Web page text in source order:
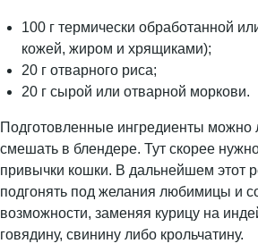
100 г термически обработанной
кожей, жиром и хрящиками);
20 г отварного риса;
20 г сырой или отварной моркови.
Подготовленные ингредиенты можно
смешать в блендере. Тут скорее
привычки кошки. В дальнейшем этот
подгонять под желания любимицы и
возможности, заменяя курицу на
говядину, свинину либо крольчатину.